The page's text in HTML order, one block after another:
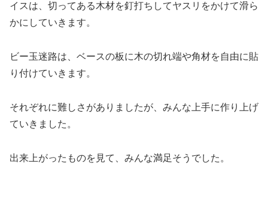
イスは、切ってある木材を釘打ちしてヤスリをかけて滑ら
かにしていきます。
ビー玉迷路は、ベースの板に木の切れ端や角材を自由に貼
り付けていきます。
それぞれに難しさがありましたが、みんな上手に作り上げ
ていきました。
出来上がったものを見て、みんな満足そうでした。